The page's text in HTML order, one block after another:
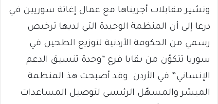
وتشير مقابلات أجريناها مع عمال إغاثة سوريين في
درعا إلى أن المنظمة الوحيدة التي لديها ترخيص
رسمي من الحكومة الأردنية لتوزيع الطحين في
سوريا تتكوّن من بقايا فرع “وحدة تنسيق الدعم
الإنساني” في الأردن. وقد أصبحت هذ المنظمة
الميسّر والمسهّل الرئيسي لتوصيل المساعدات